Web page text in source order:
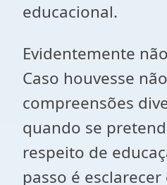
educacional.
Evidentemente
Caso houvesse
compreensões
quando se
respeito de
passo é